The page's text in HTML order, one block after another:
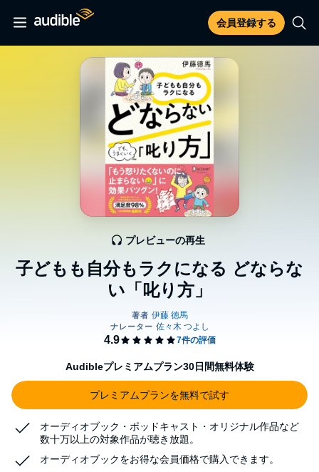
会員登録する
子どもも自分もラクになる どならな
い「叱り方」
プレビューの再生
Audibleプレミアムプラン30日間無料体験
プレミアムプランを無料で試す
オーディオブック・ポッドキャスト・オリジナル作品など
数十万以上の対象作品が聴き放題。
オーディオブックをお得な会員価格で購入できます。